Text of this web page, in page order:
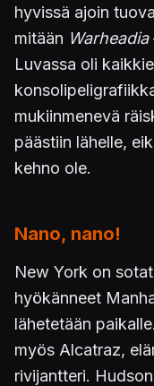
hyvissä ajoin
mitään Warheadia
Luvassa oli
mukiinmenevä
päästiin lähelle,
kehno ole.
Nano, nano!
New York on
hyökänneet
lähetetään
myös Alcatraz,
rivijantteri.